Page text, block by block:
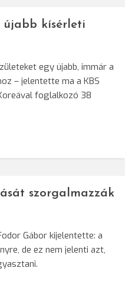
újabb kísérleti
egy újabb, immár a
– jelentette ma a KBS
foglalkozó 38
szorgalmazzák
Gábor kijelentette: a
de ez nem jelenti azt,